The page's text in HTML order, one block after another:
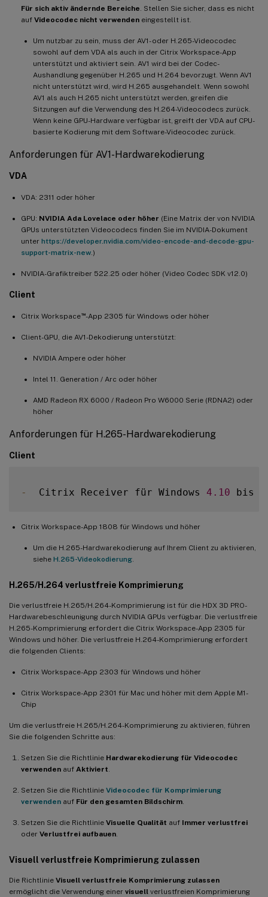
Für sich aktiv ändernde Bereiche. Stellen Sie sicher, dass es nicht
auf Videocodec nicht verwenden eingestellt ist.
Um nutzbar zu sein, muss der AV1- oder H.265-Videocodec
sowohl auf dem VDA als auch in der Citrix Workspace-App
unterstützt und aktiviert sein. AV1 wird bei der Codec-
Aushandlung gegenüber H.265 und H.264 bevorzugt. Wenn AV1
nicht unterstützt wird, wird H.265 ausgehandelt. Wenn sowohl
AV1 als auch H.265 nicht unterstützt werden, greifen die
Sitzungen auf die Verwendung des H.264-Videocodecs zurück.
Wenn keine GPU-Hardware verfügbar ist, greift der VDA auf CPU-
basierte Kodierung mit dem Software-Videocodec zurück.
Anforderungen für AV1-Hardwarekodierung
VDA
VDA: 2311 oder höher
GPU: NVIDIA Ada Lovelace oder höher (Eine Matrix der von NVIDIA
GPUs unterstützten Videocodecs finden Sie im NVIDIA-Dokument
unter https://developer.nvidia.com/video-encode-and-decode-gpu-
support-matrix-new.)
NVIDIA-Grafiktreiber 522.25 oder höher (Video Codec SDK v12.0)
Client
Citrix Workspace™-App 2305 für Windows oder höher
Client-GPU, die AV1-Dekodierung unterstützt:
NVIDIA Ampere oder höher
Intel 11. Generation / Arc oder höher
AMD Radeon RX 6000 / Radeon Pro W6000 Serie (RDNA2) oder
höher
Anforderungen für H.265-Hardwarekodierung
Client
-
  Citrix Receiver für Windows
4.10 bis
Citrix Workspace-App 1808 für Windows und höher
Um die H.265-Hardwarekodierung auf Ihrem Client zu aktivieren,
siehe H.265-Videokodierung.
H.265/H.264 verlustfreie Komprimierung
Die verlustfreie H.265/H.264-Komprimierung ist für die HDX 3D PRO-
Hardwarebeschleunigung durch NVIDIA GPUs verfügbar. Die verlustfreie
H.265-Komprimierung erfordert die Citrix Workspace-App 2305 für
Windows und höher. Die verlustfreie H.264-Komprimierung erfordert
die folgenden Clients:
Citrix Workspace-App 2303 für Windows und höher
Citrix Workspace-App 2301 für Mac und höher mit dem Apple M1-
Chip
Um die verlustfreie H.265/H.264-Komprimierung zu aktivieren, führen
Sie die folgenden Schritte aus:
Setzen Sie die Richtlinie Hardwarekodierung für Videocodec
verwenden auf Aktiviert.
Setzen Sie die Richtlinie Videocodec für Komprimierung
verwenden auf Für den gesamten Bildschirm.
Setzen Sie die Richtlinie Visuelle Qualität auf Immer verlustfrei
oder Verlustfrei aufbauen.
Visuell verlustfreie Komprimierung zulassen
Die Richtlinie Visuell verlustfreie Komprimierung zulassen
ermöglicht die Verwendung einer visuell verlustfreien Komprimierung